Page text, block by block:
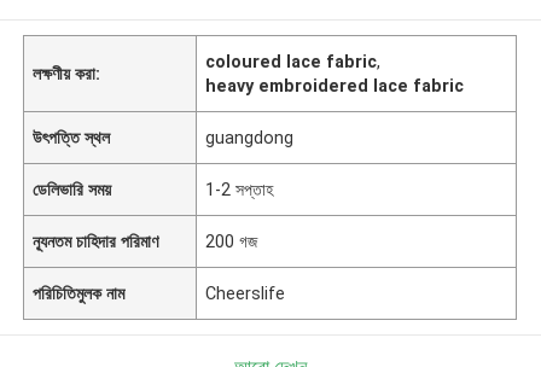
লক্ষণীয় করা:
coloured lace fabric,
heavy embroidered lace fabric
উৎপত্তি স্থল guangdong
ডেলিভারি সময় 1-2 সপ্তাহ
ন্যূনতম চাহিদার পরিমাণ 200 গজ
পরিচিতিমুলক নাম Cheerslife